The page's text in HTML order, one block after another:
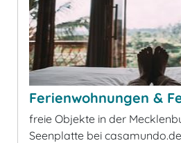
Ferienwohnungen &
freie Objekte in der
Seenplatte bei casamundo.de